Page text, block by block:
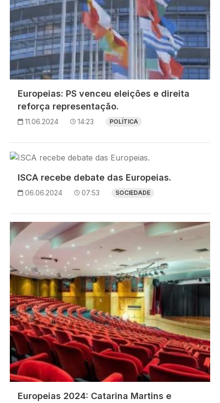
Europeias: PS venceu eleições e direita
reforça representação.
11.06.2024 14:23 POLÍTICA
Imagem
ISCA recebe debate das Europeias.
06.06.2024 07:53 SOCIEDADE
Imagem
Europeias 2024: Catarina Martins e